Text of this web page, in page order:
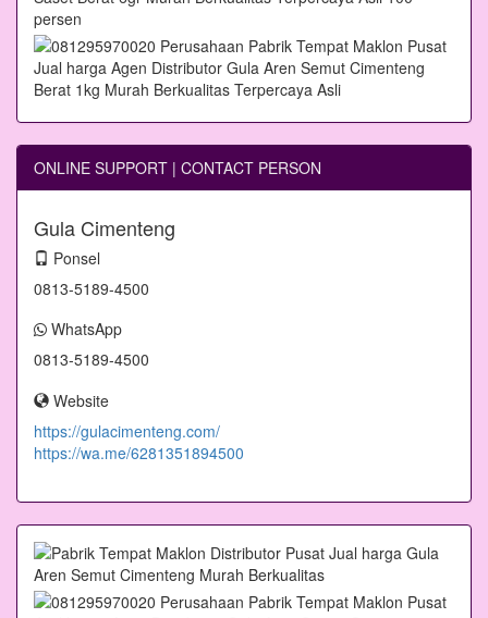
ONLINE SUPPORT | CONTACT PERSON
Gula Cimenteng
Ponsel
0813-5189-4500
WhatsApp
0813-5189-4500
Website
https://gulacimenteng.com/
https://wa.me/6281351894500